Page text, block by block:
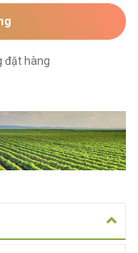
đặt hàng